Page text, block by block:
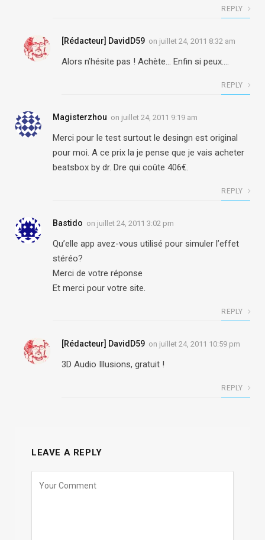
REPLY
[Rédacteur] DavidD59 on juillet 24, 2011 8:32 am
Alors n’hésite pas ! Achète… Enfin si peux….
REPLY
Magisterzhou on juillet 24, 2011 9:19 am
Merci pour le test surtout le desingn est original
pour moi. A ce prix la je pense que je vais acheter
beatsbox by dr. Dre qui coûte 406€.
REPLY
Bastido on juillet 24, 2011 3:02 pm
Qu’elle app avez-vous utilisé pour simuler l’effet
stéréo?
Merci de votre réponse
Et merci pour votre site.
REPLY
[Rédacteur] DavidD59 on juillet 24, 2011 10:59 pm
3D Audio Illusions, gratuit !
REPLY
LEAVE A REPLY